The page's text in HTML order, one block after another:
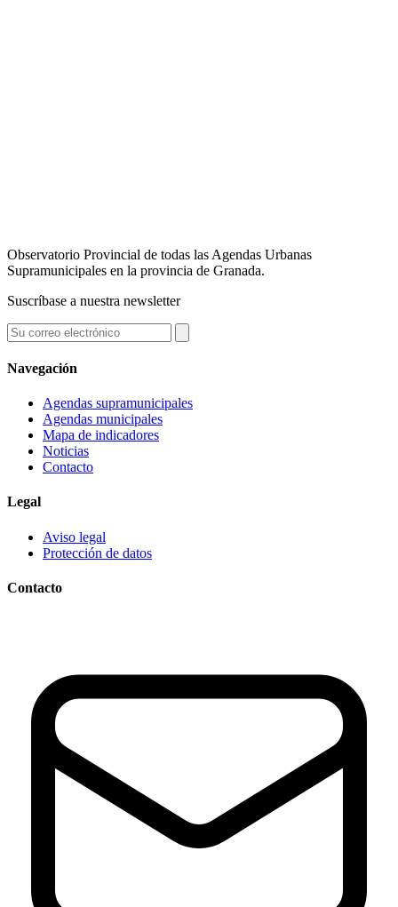
Observatorio Provincial de todas las Agendas Urbanas
Supramunicipales en la provincia de Granada.
Suscríbase a nuestra newsletter
Navegación
Agendas supramunicipales
Agendas municipales
Mapa de indicadores
Noticias
Contacto
Legal
Aviso legal
Protección de datos
Contacto